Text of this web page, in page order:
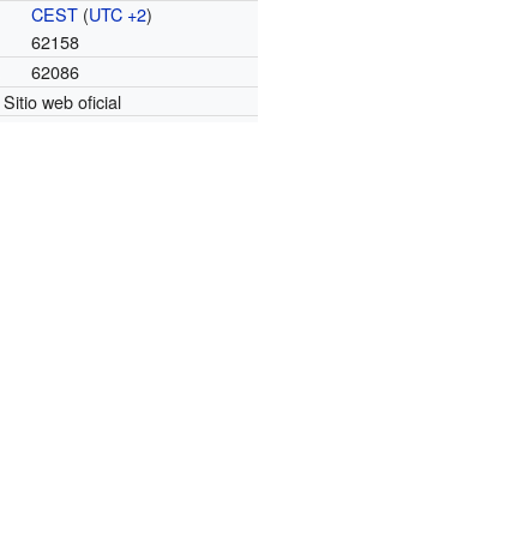
CEST (UTC +2)
62158
62086
Sitio web oficial